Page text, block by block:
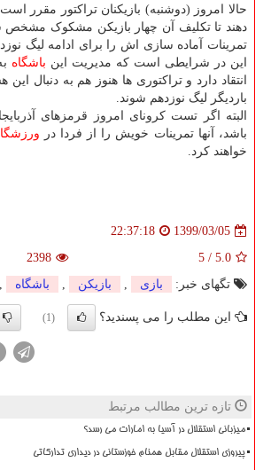
حالا امروز (دوشنبه) بازیکنان تراکتور مقرر
دهند تا تکلیف آن چهار بازیکن مشکوک مشخص
تمرینات آماده سازی اش را برای ادامه لیگ
این در شرایطی است که مدیریت این باشگاه
انتقاد دارد و تراکتوری ها هنوز هم به دنبال این
باردیگر لیگ نوزدهم شوند.
البته اگر تست کرونای امروز قرمزهای
باشد، آنها تمرینات خویش را از فردا در
خواهند کرد.
1399/03/05
22:37:18
5.0
/
5
2398
تگهای خبر:
بازی , بازیكن , باشگاه ,
این مطلب را می پسندید؟ (1)
تازه ترین مطالب مرتبط
میزبانی استقلال در آسیا به امارات می رسد؟
پیروزی استقلال مقابل همنام خوزستانی در دیداری تدارکاتی